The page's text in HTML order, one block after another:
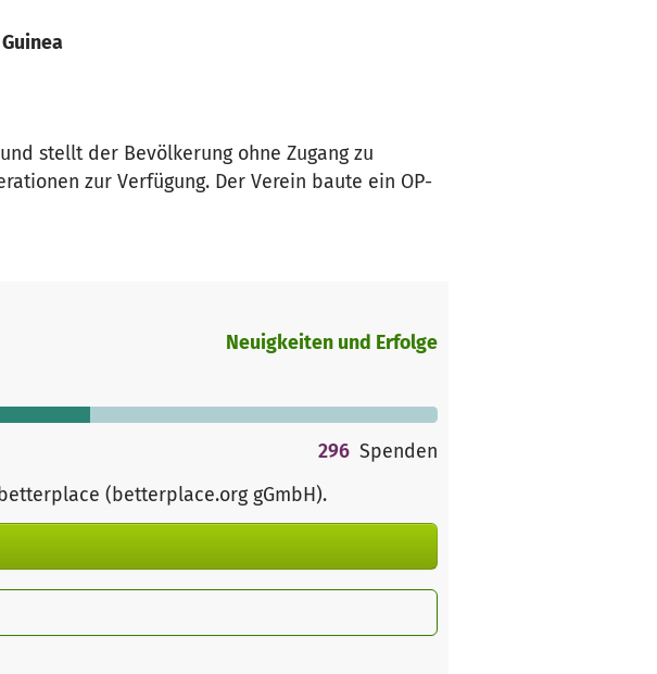
stellt der Bevölkerung ohne Zugang zu
zur Verfügung. Der Verein baute ein OP-
Neuigkeiten und Erfolge
296 Spenden
betterplace (betterplace.org gGmbH).